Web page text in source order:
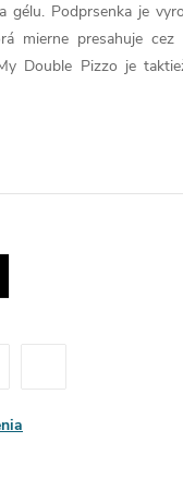
gélu. Podprsenka je
mierne presahuje cez
Double Pizzo je